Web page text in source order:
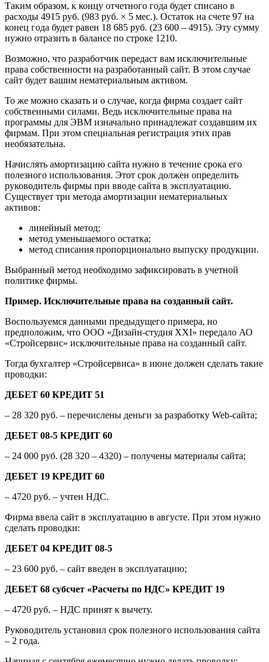
Таким образом, к концу отчетного года будет списано в
расходы 4915 руб. (983 руб. × 5 мес.). Остаток на счете 97 на
конец года будет равен 18 685 руб. (23 600 – 4915). Эту сумму
нужно отразить в балансе по строке 1210.
Возможно, что разработчик передаст вам исключительные
права собственности на разработанный сайт. В этом случае
сайт будет вашим нематериальным активом.
То же можно сказать и о случае, когда фирма создает сайт
собственными силами. Ведь исключительные права на
программы для ЭВМ изначально принадлежат создавшим их
фирмам. При этом специальная регистрация этих прав
необязательна.
Начислять амортизацию сайта нужно в течение срока его
полезного использования. Этот срок должен определить
руководитель фирмы при вводе сайта в эксплуатацию.
Существует три метода амортизации нематериальных
активов:
линейный метод;
метод уменьшаемого остатка;
метод списания пропорционально выпуску продукции.
Выбранный метод необходимо зафиксировать в учетной
политике фирмы.
Пример. Исключительные права на созданный сайт.
Воспользуемся данными предыдущего примера, но
предположим, что ООО «Дизайн-студия XXI» передало АО
«Стройсервис» исключительные права на созданный сайт.
Тогда бухгалтер «Стройсервиса» в июне должен сделать такие
проводки:
ДЕБЕТ 60 КРЕДИТ 51
– 28 320 руб. – перечислены деньги за разработку Web-сайта;
ДЕБЕТ 08-5 КРЕДИТ 60
– 24 000 руб. (28 320 – 4320) – получены материалы сайта;
ДЕБЕТ 19 КРЕДИТ 60
– 4720 руб. – учтен НДС.
Фирма ввела сайт в эксплуатацию в августе. При этом нужно
сделать проводки:
ДЕБЕТ 04 КРЕДИТ 08-5
– 23 600 руб. – сайт введен в эксплуатацию;
ДЕБЕТ 68 субсчет «Расчеты по НДС» КРЕДИТ 19
– 4720 руб. – НДС принят к вычету.
Руководитель установил срок полезного использования сайта
– 2 года.